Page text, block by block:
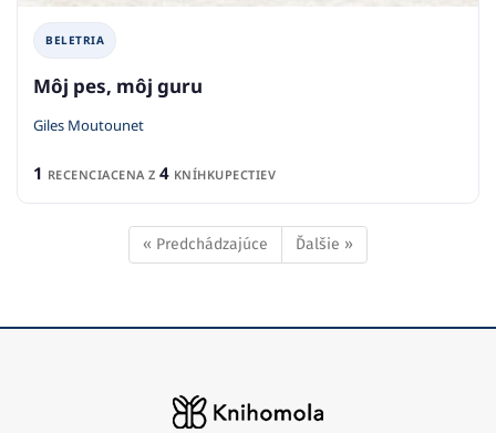
BELETRIA
Môj pes, môj guru
Giles Moutounet
1 RECENCIACENA Z 4 KNÍHKUPECTIEV
« Predchádzajúce Ďalšie »